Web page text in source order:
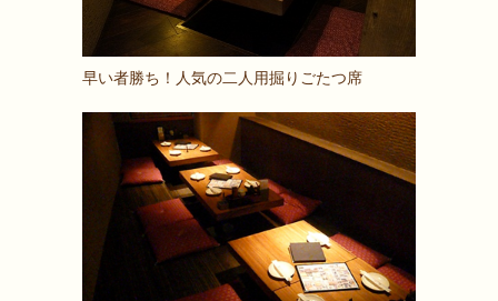
早い者勝ち！人気の二人用掘りごたつ席